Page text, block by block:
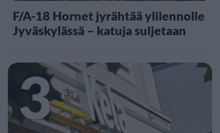
F/A-18 Hornet jyrähtää ylilennolle
Jyväskylässä – katuja suljetaan
3